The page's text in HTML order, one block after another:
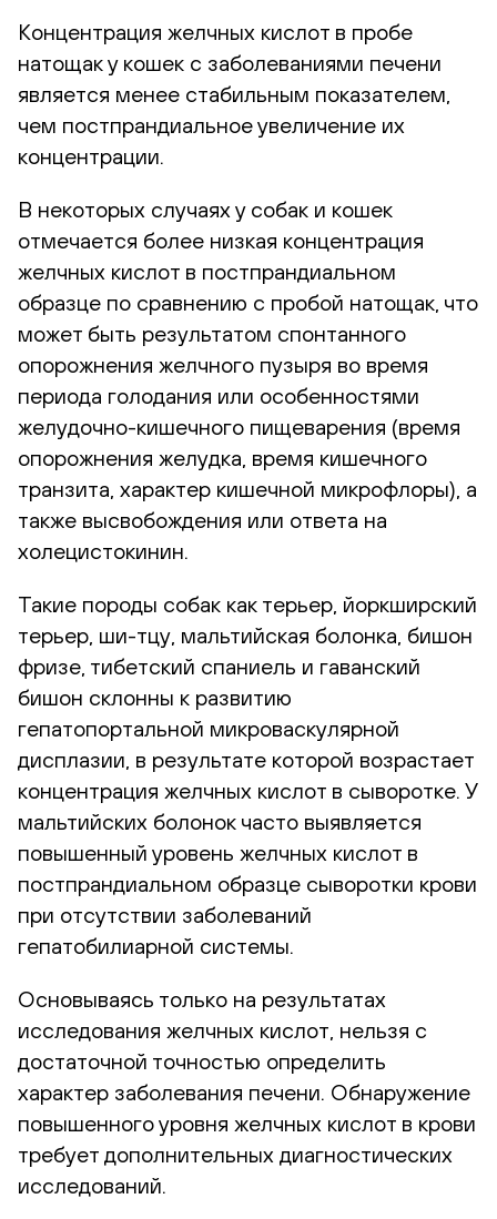
Концентрация желчных кислот в пробе
натощак у кошек с заболеваниями печени
является менее стабильным показателем,
чем постпрандиальное увеличение их
концентрации.
В некоторых случаях у собак и кошек
отмечается более низкая концентрация
желчных кислот в постпрандиальном
образце по сравнению с пробой натощак, что
может быть результатом спонтанного
опорожнения желчного пузыря во время
периода голодания или особенностями
желудочно-кишечного пищеварения (время
опорожнения желудка, время кишечного
транзита, характер кишечной микрофлоры), а
также высвобождения или ответа на
холецистокинин.
Такие породы собак как терьер, йоркширский
терьер, ши-тцу, мальтийская болонка, бишон
фризе, тибетский спаниель и гаванский
бишон склонны к развитию
гепатопортальной микроваскулярной
дисплазии, в результате которой возрастает
концентрация желчных кислот в сыворотке. У
мальтийских болонок часто выявляется
повышенный уровень желчных кислот в
постпрандиальном образце сыворотки крови
при отсутствии заболеваний
гепатобилиарной системы.
Основываясь только на результатах
исследования желчных кислот, нельзя с
достаточной точностью определить
характер заболевания печени. Обнаружение
повышенного уровня желчных кислот в крови
требует дополнительных диагностических
исследований.